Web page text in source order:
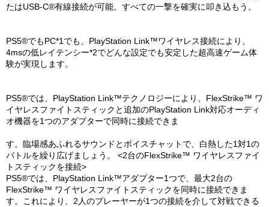
たはUSB-C®有線接続が可能。すべての一撃を確実に叩き込もう。
PS5®でもPC*1でも、PlayStation Link™ワイヤレス接続により、
4msの低レイテンシー*2でどんな設定でも安定した超高速ゲーム体
験が実現します。
PS5®では、PlayStation Link™テクノロジーにより、FlexStrike™ ワ
イヤレスファイトスティックと追加のPlayStation Link対応オーディ
オ機器を1つのアダプターで同時に接続できま
す。臨場感あふれるサウンドとボイスチャットで、白熱した1対1の
バトルを繰り広げましょう。 <2台のFlexStrike™ ワイヤレスファイ
トスティックを接続>
PS5®では、PlayStation Link™アダプター1つで、最大2台の
FlexStrike™ ワイヤレスファイトスティックを同時に接続できま
す。これにより、2人のプレーヤーが1つの接続を介して対戦できる